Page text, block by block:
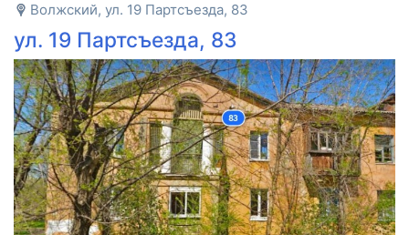
Волжский, ул. 19 Партсъезда, 83
ул. 19 Партсъезда, 83